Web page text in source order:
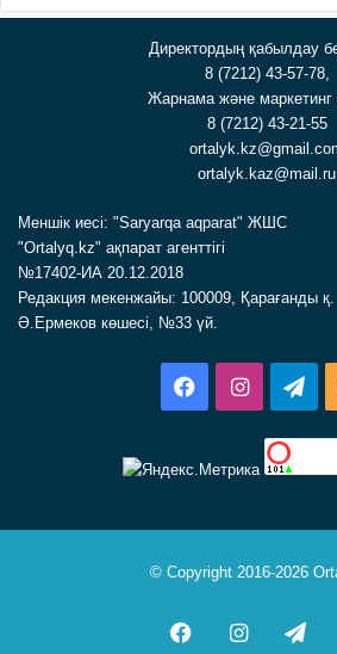
Директордың қабылдау
8 (7212) 43-57-78,
Жарнама және маркетинг
8 (7212) 43-21-55
ortalyk.kaz@mail.ru
Меншік иесі: "Saryarqa aqparat" ЖШС
"Ortalyq.kz" ақпарат агенттігі
№17402-ИА 20.12.2018
Редакция мекенжайы: 100009, Қарағанды қ.
Ә.Ермеков көшесі, №33 үй.
Facebook
© Copyright 2016-2026
FacebookInstagram